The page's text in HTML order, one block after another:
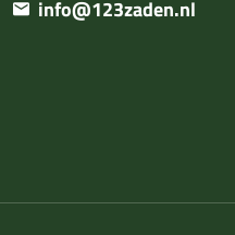
info@123zaden.nl